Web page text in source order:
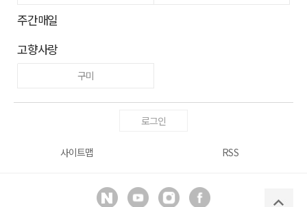
주간매일
고향사랑
구미
로그인
사이트맵 RSS